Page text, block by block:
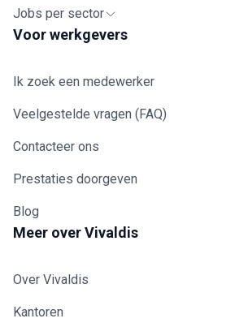
Jobs per sector
Voor werkgevers
Ik zoek een medewerker
Veelgestelde vragen (FAQ)
Contacteer ons
Prestaties doorgeven
Blog
Meer over Vivaldis
Over Vivaldis
Kantoren